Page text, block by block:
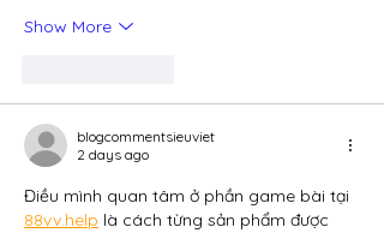
Show More
blogcommentsieuviet
2 days ago
Điều mình quan tâm ở phần game bài tại
88vv.help là cách từng sản phẩm được